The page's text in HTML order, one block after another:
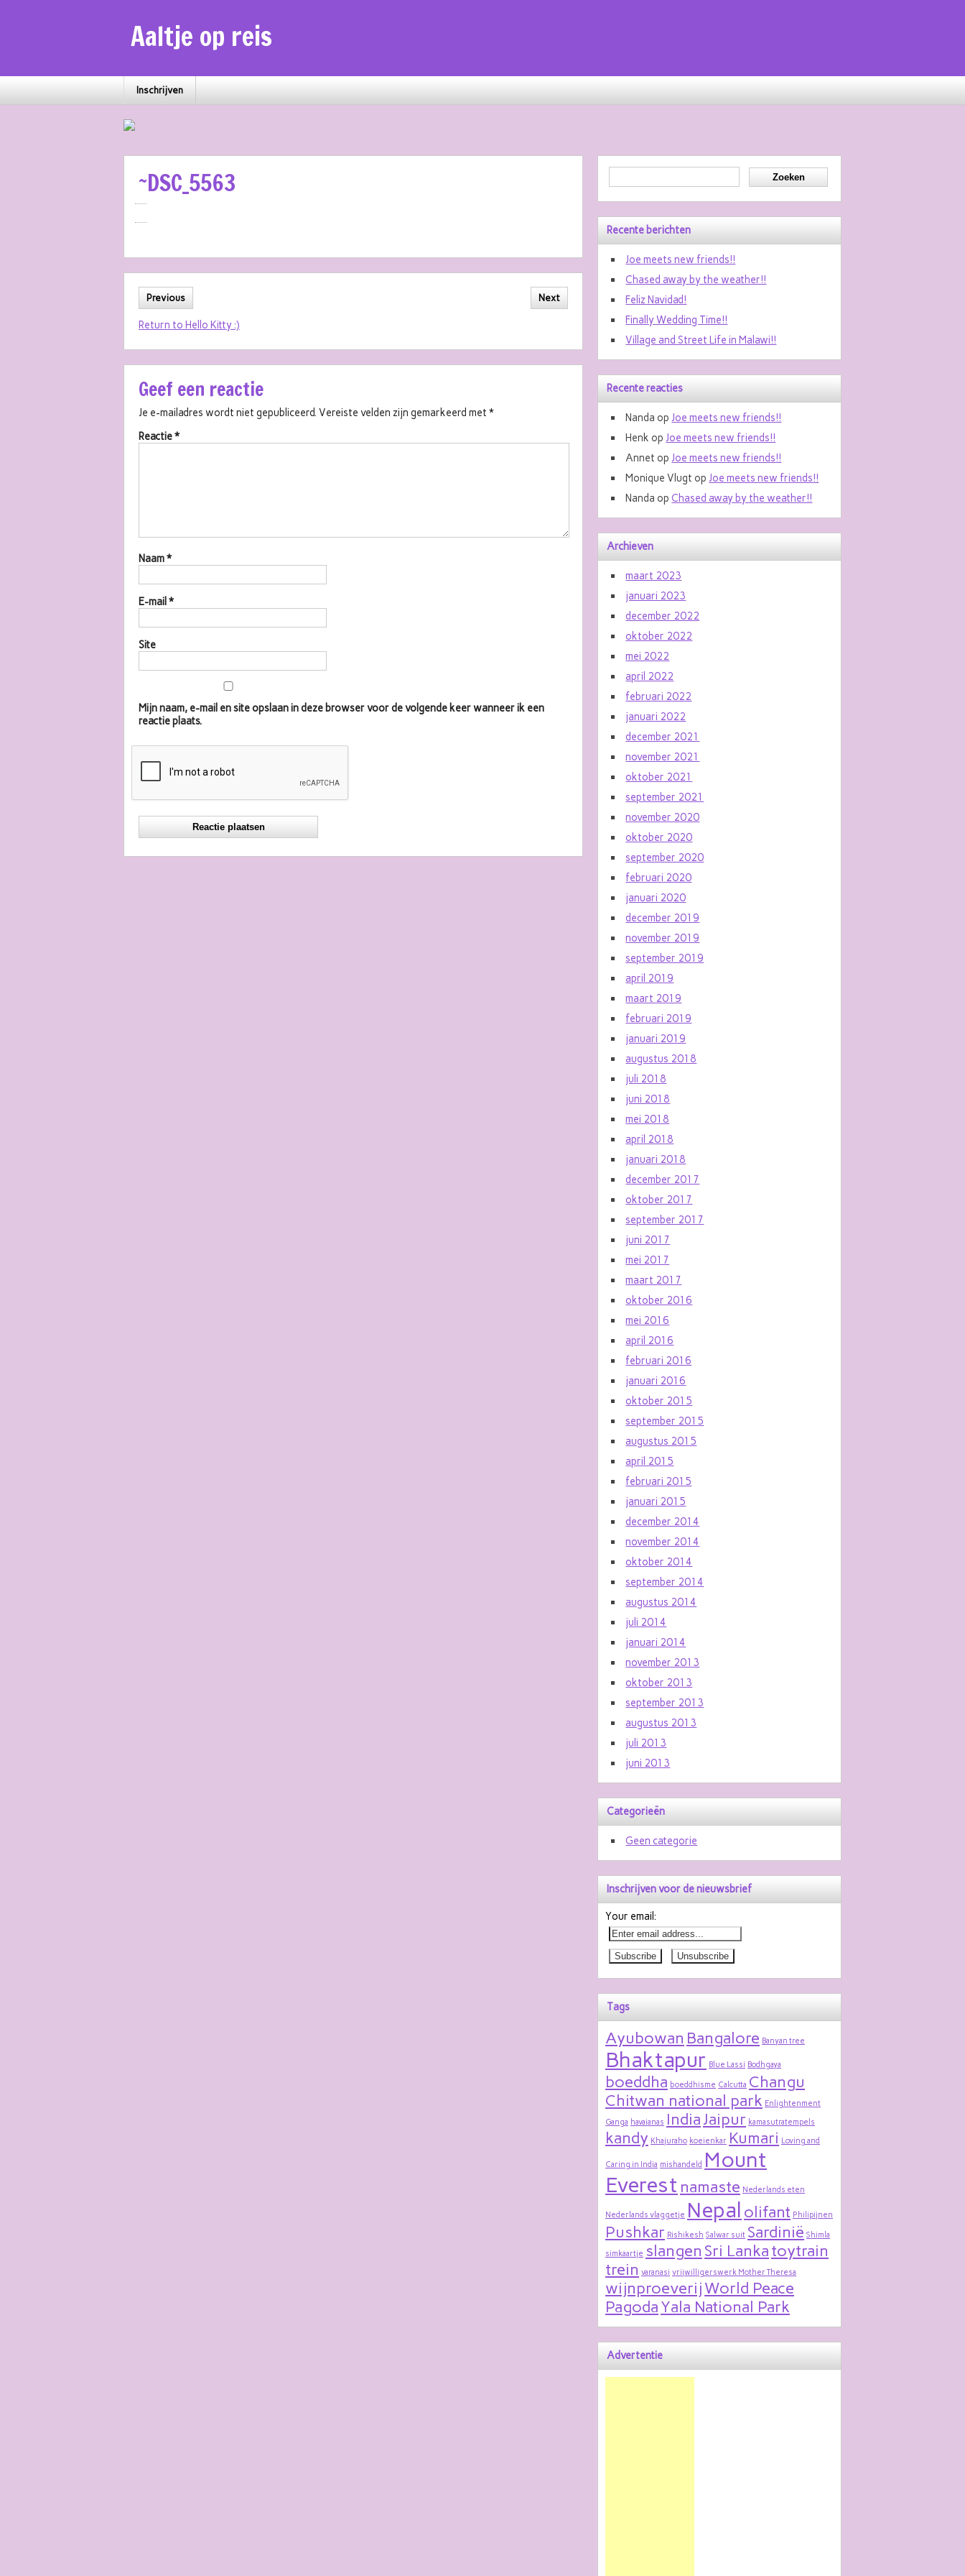
Aaltje op reis
Inschrijven
~DSC_5563
Previous Next
Return to Hello Kitty :)
Geef een reactie
Je e-mailadres wordt niet gepubliceerd. Vereiste velden zijn gemarkeerd met *
Reactie*
Naam*
E-mail *
Site
Mijn naam, e-mail en site opslaan in deze browser voor de volgende keer wanneer ik een
reactie plaats.
Recente berichten
Joe meets new friends!!
Chased away by the weather!!
Feliz Navidad!
Finally Wedding Time!!
Village and Street Life in Malawi!!
Recente reacties
Nanda opJoe meets new friends!!
Henk opJoe meets new friends!!
Annet opJoe meets new friends!!
Monique Vlugt opJoe meets new friends!!
Nanda opChased away by the weather!!
Archieven
maart 2023
januari 2023
december 2022
oktober 2022
mei 2022
april 2022
februari 2022
januari 2022
december 2021
november 2021
oktober 2021
september 2021
november 2020
oktober 2020
september 2020
februari 2020
januari 2020
december 2019
november 2019
september 2019
april 2019
maart 2019
februari 2019
januari 2019
augustus 2018
juli 2018
juni 2018
mei 2018
april 2018
januari 2018
december 2017
oktober 2017
september 2017
juni 2017
mei 2017
maart 2017
oktober 2016
mei 2016
april 2016
februari 2016
januari 2016
oktober 2015
september 2015
augustus 2015
april 2015
februari 2015
januari 2015
december 2014
november 2014
oktober 2014
september 2014
augustus 2014
juli 2014
januari 2014
november 2013
oktober 2013
september 2013
augustus 2013
juli 2013
juni 2013
Categorieën
Geen categorie
Inschrijven voor de nieuwsbrief
Your email:
Tags
Ayubowan Bangalore Banyan tree
Bhaktapur Blue Lassi Bodhgaya
boeddha boeddhisme Calcutta Changu
Chitwan national park Enlightenment
Ganga havaianas IndiaJaipur kamasutratempels
kandy Khajuraho koeienkar Kumari Loving and
Caring in India mishandeld Mount
Everest namaste Nederlands eten
Nederlands vlaggetje Nepal olifant Philipijnen
Pushkar Rishikesh Salwar suit Sardinië Shimla
simkaartje slangen Sri Lankatoytrain
trein varanasi vrijwilligerswerk Mother Theresa
wijnproeverijWorld Peace
PagodaYala National Park
Advertentie